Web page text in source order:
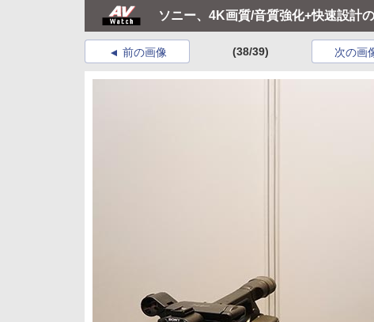
ソニー、4K画質/音質強化+快速設計
前の画像 (38/39) 次の画